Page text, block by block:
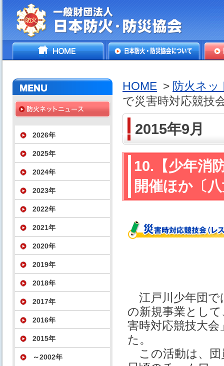
一般財団法人日本防火・防
HOME
2026年
2025年
2024年
2023年
2022年
2021年
2020年
2019年
2018年
2017年
2016年
2015年
～2002年
HOME > 防火ネッ
で災害時対応競技
2015年9月
10.【少年消
開催ほか〔
江戸川少年団で
の新規事業とし
害時対応競技大
た。
この活動は、団